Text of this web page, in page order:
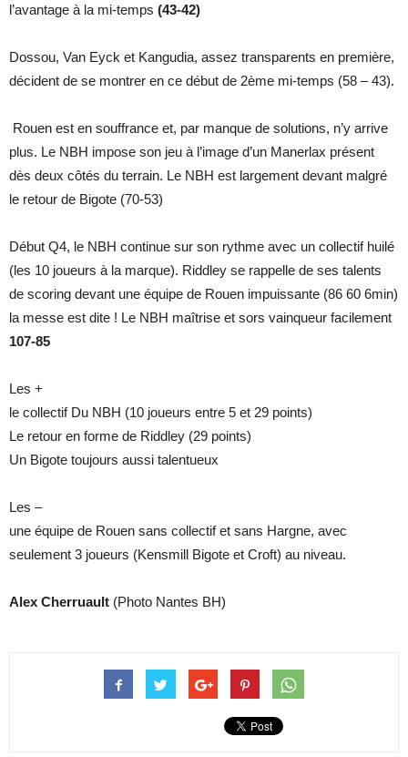
l’avantage à la mi-temps (43-42)
Dossou, Van Eyck et Kangudia, assez transparents en première,
décident de se montrer en ce début de 2ème mi-temps (58 – 43).
Rouen est en souffrance et, par manque de solutions, n’y arrive
plus. Le NBH impose son jeu à l’image d’un Manerlax présent
dès deux côtés du terrain. Le NBH est largement devant malgré
le retour de Bigote (70-53)
Début Q4, le NBH continue sur son rythme avec un collectif huilé
(les 10 joueurs à la marque). Riddley se rappelle de ses talents
de scoring devant une équipe de Rouen impuissante (86 60 6min)
la messe est dite ! Le NBH maîtrise et sors vainqueur facilement
107-85
Les +
le collectif Du NBH (10 joueurs entre 5 et 29 points)
Le retour en forme de Riddley (29 points)
Un Bigote toujours aussi talentueux
Les –
une équipe de Rouen sans collectif et sans Hargne, avec
seulement 3 joueurs (Kensmill Bigote et Croft) au niveau.
Alex Cherruault (Photo Nantes BH)